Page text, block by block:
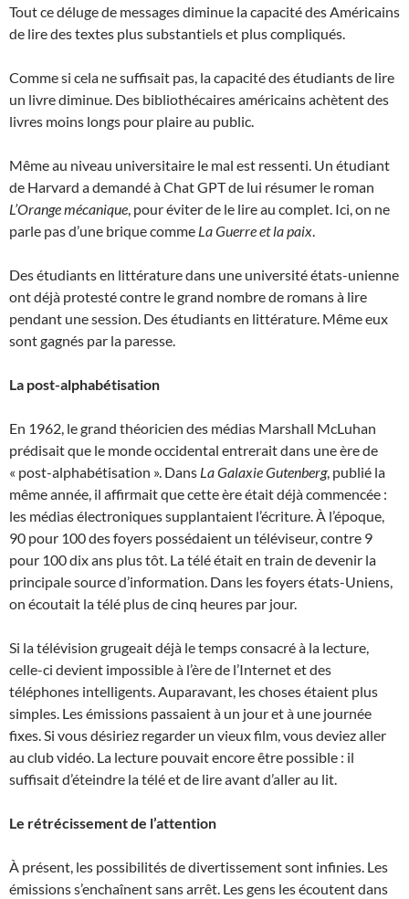
Tout ce déluge de messages diminue la capacité des Américains
de lire des textes plus substantiels et plus compliqués.
Comme si cela ne suffisait pas, la capacité des étudiants de lire
un livre diminue. Des bibliothécaires américains achètent des
livres moins longs pour plaire au public.
Même au niveau universitaire le mal est ressenti. Un étudiant
de Harvard a demandé à Chat GPT de lui résumer le roman
L’Orange mécanique, pour éviter de le lire au complet. Ici, on ne
parle pas d’une brique comme La Guerre et la paix.
Des étudiants en littérature dans une université états-unienne
ont déjà protesté contre le grand nombre de romans à lire
pendant une session. Des étudiants en littérature. Même eux
sont gagnés par la paresse.
La post-alphabétisation
En 1962, le grand théoricien des médias Marshall McLuhan
prédisait que le monde occidental entrerait dans une ère de
« post-alphabétisation ». Dans La Galaxie Gutenberg, publié la
même année, il affirmait que cette ère était déjà commencée :
les médias électroniques supplantaient l’écriture. À l’époque,
90 pour 100 des foyers possédaient un téléviseur, contre 9
pour 100 dix ans plus tôt. La télé était en train de devenir la
principale source d’information. Dans les foyers états-Uniens,
on écoutait la télé plus de cinq heures par jour.
Si la télévision grugeait déjà le temps consacré à la lecture,
celle-ci devient impossible à l’ère de l’Internet et des
téléphones intelligents. Auparavant, les choses étaient plus
simples. Les émissions passaient à un jour et à une journée
fixes. Si vous désiriez regarder un vieux film, vous deviez aller
au club vidéo. La lecture pouvait encore être possible : il
suffisait d’éteindre la télé et de lire avant d’aller au lit.
Le rétrécissement de l’attention
À présent, les possibilités de divertissement sont infinies. Les
émissions s’enchaînent sans arrêt. Les gens les écoutent dans